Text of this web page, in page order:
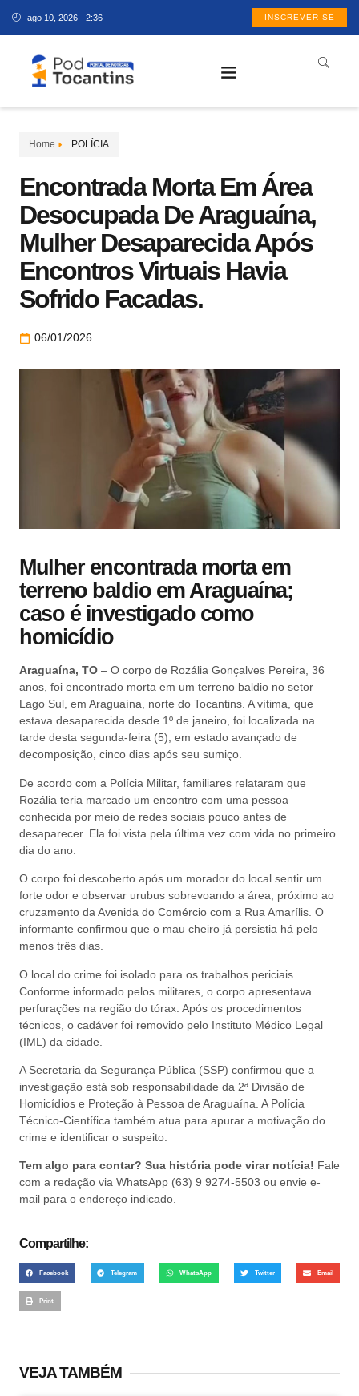
ago 10, 2026 - 2:36 INSCREVER-SE
Home POLÍCIA
Encontrada Morta Em Área
Desocupada De Araguaína,
Mulher Desaparecida Após
Encontros Virtuais Havia
Sofrido Facadas.
06/01/2026
Mulher encontrada morta em
terreno baldio em Araguaína;
caso é investigado como
homicídio
Araguaína, TO – O corpo de Rozália Gonçalves Pereira, 36
anos, foi encontrado morta em um terreno baldio no setor
Lago Sul, em Araguaína, norte do Tocantins. A vítima, que
estava desaparecida desde 1º de janeiro, foi localizada na
tarde desta segunda-feira (5), em estado avançado de
decomposição, cinco dias após seu sumiço.
De acordo com a Polícia Militar, familiares relataram que
Rozália teria marcado um encontro com uma pessoa
conhecida por meio de redes sociais pouco antes de
desaparecer. Ela foi vista pela última vez com vida no primeiro
dia do ano.
O corpo foi descoberto após um morador do local sentir um
forte odor e observar urubus sobrevoando a área, próximo ao
cruzamento da Avenida do Comércio com a Rua Amarílis. O
informante confirmou que o mau cheiro já persistia há pelo
menos três dias.
O local do crime foi isolado para os trabalhos periciais.
Conforme informado pelos militares, o corpo apresentava
perfurações na região do tórax. Após os procedimentos
técnicos, o cadáver foi removido pelo Instituto Médico Legal
(IML) da cidade.
A Secretaria da Segurança Pública (SSP) confirmou que a
investigação está sob responsabilidade da 2ª Divisão de
Homicídios e Proteção à Pessoa de Araguaína. A Polícia
Técnico-Científica também atua para apurar a motivação do
crime e identificar o suspeito.
Tem algo para contar? Sua história pode virar notícia! Fale
com a redação via WhatsApp (63) 9 9274-5503 ou envie e-
mail para o endereço indicado.
Compartilhe:
Facebook Telegram WhatsApp Twitter Email
Print
VEJA TAMBÉM